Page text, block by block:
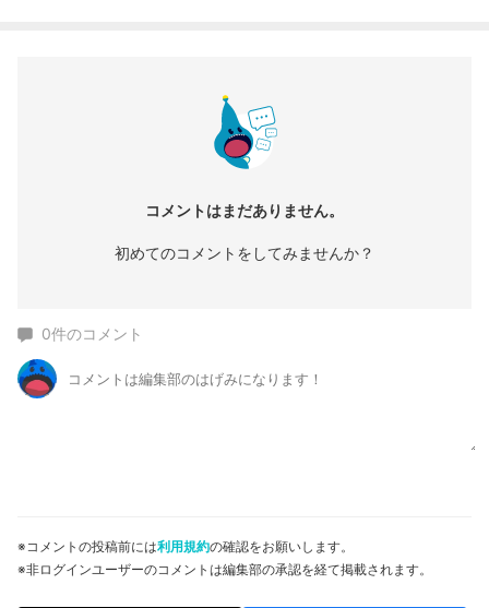
コメントはまだありません。
初めてのコメントをしてみませんか？
0件のコメント
※コメントの投稿前には利用規約の確認をお願いします。
※非ログインユーザーのコメントは編集部の承認を経て掲載されます。